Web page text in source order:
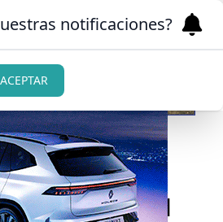
y el
notificaciones?
ACEPTAR